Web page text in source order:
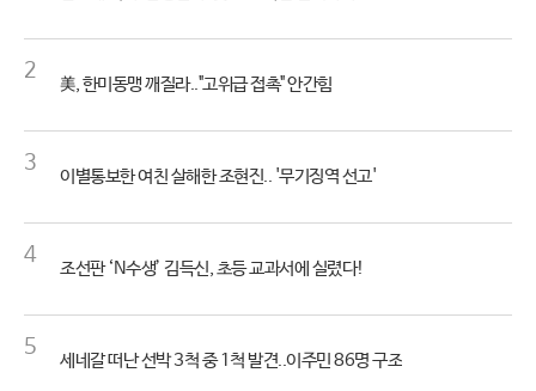
2
美, 한미동맹 깨질라.."고위급 접촉" 안간힘
3
이별통보한 여친 살해한 조현진.. '무기징역 선고'
4
조선판 ‘N수생’ 김득신, 초등 교과서에 실렸다!
5
세네갈 떠난 선박 3척 중 1척 발견..이주민 86명 구조